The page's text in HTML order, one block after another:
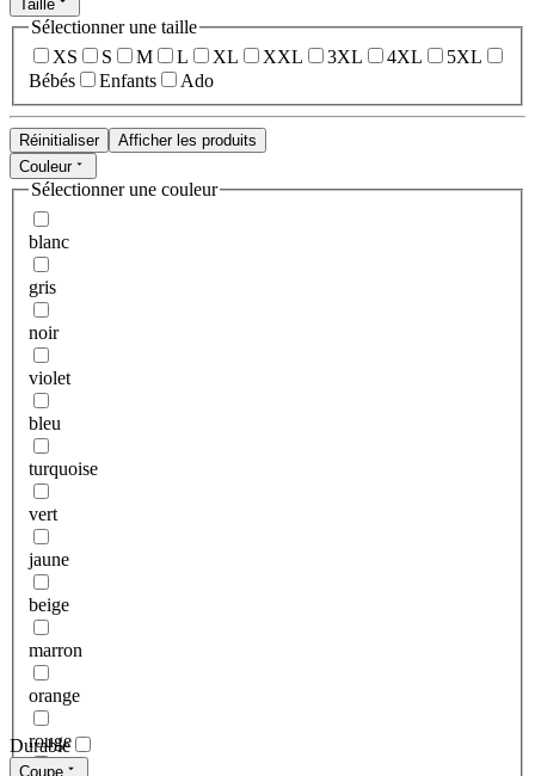
Taille
Sélectionner une taille
XS
S M L XL XXL 3XL 4XL
5XL
Bébés
Enfants Ado
Réinitialiser
Afficher les produits
Couleur
Sélectionner une couleur
blanc
gris
noir
violet
bleu
turquoise
vert
jaune
beige
marron
orange
rouge
Durable
Coupe